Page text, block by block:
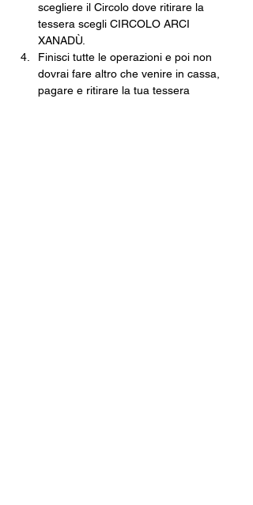
scegliere il Circolo dove ritirare la
tessera scegli CIRCOLO ARCI
XANADÙ.
Finisci tutte le operazioni e poi non
dovrai fare altro che venire in cassa,
pagare e ritirare la tua tessera